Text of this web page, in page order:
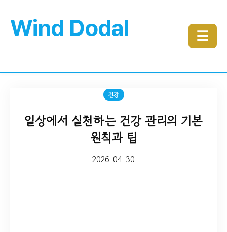
Wind Dodal ☰
건강
일상에서 실천하는 건강 관리의 기본
원칙과 팁
2026-04-30